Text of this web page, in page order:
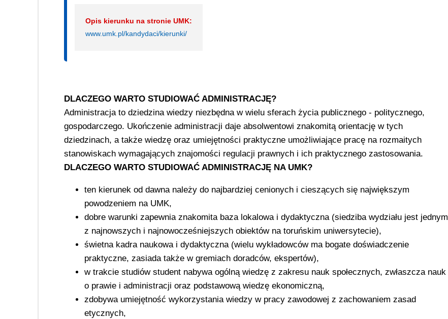
Opis kierunku na stronie UMK:
www.umk.pl/kandydaci/kierunki/
DLACZEGO WARTO STUDIOWAĆ ADMINISTRACJĘ?
Administracja to dziedzina wiedzy niezbędna w wielu sferach życia publicznego - politycznego,
gospodarczego. Ukończenie administracji daje absolwentowi znakomitą orientację w tych
dziedzinach, a także wiedzę oraz umiejętności praktyczne umożliwiające pracę na rozmaitych
stanowiskach wymagających znajomości regulacji prawnych i ich praktycznego zastosowania.
DLACZEGO WARTO STUDIOWAĆ ADMINISTRACJĘ NA UMK?
ten kierunek od dawna należy do najbardziej cenionych i cieszących się największym
powodzeniem na UMK,
dobre warunki zapewnia znakomita baza lokalowa i dydaktyczna (siedziba wydziału jest jednym
z najnowszych i najnowocześniejszych obiektów na toruńskim uniwersytecie),
świetna kadra naukowa i dydaktyczna (wielu wykładowców ma bogate doświadczenie
praktyczne, zasiada także w gremiach doradców, ekspertów),
w trakcie studiów student nabywa ogólną wiedzę z zakresu nauk społecznych, zwłaszcza nauk
o prawie i administracji oraz podstawową wiedzę ekonomiczną,
zdobywa umiejętność wykorzystania wiedzy w pracy zawodowej z zachowaniem zasad
etycznych,